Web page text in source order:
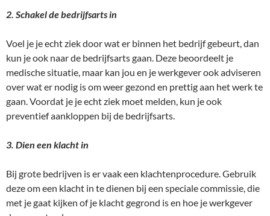
2. Schakel de bedrijfsarts in
Voel je je echt ziek door wat er binnen het bedrijf gebeurt, dan
kun je ook naar de bedrijfsarts gaan. Deze beoordeelt je
medische situatie, maar kan jou en je werkgever ook adviseren
over wat er nodig is om weer gezond en prettig aan het werk te
gaan. Voordat je je echt ziek moet melden, kun je ook
preventief aankloppen bij de bedrijfsarts.
3. Dien een klacht in
Bij grote bedrijven is er vaak een klachtenprocedure. Gebruik
deze om een klacht in te dienen bij een speciale commissie, die
met je gaat kijken of je klacht gegrond is en hoe je werkgever